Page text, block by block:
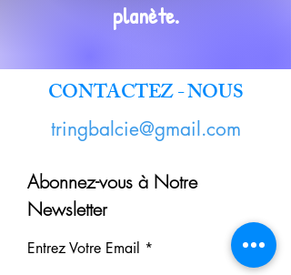
planète.
CONTACTEZ - NOUS
tringbalcie@gmail.com
Abonnez-vous à Notre
Newsletter
Entrez Votre Email